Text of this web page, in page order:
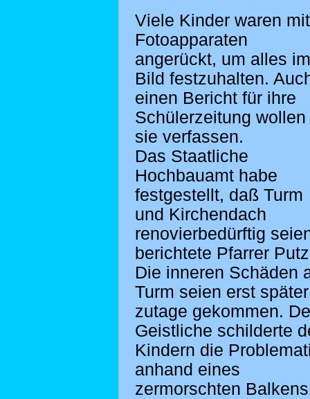
Viele Kinder waren mit
Fotoapparaten
angerückt, um alles im
Bild festzuhalten.
einen Bericht für ihre
Schülerzeitung wollen
sie verfassen.
Das Staatliche
Hochbauamt habe
festgestellt, daß Turm
und Kirchendach
renovierbedürftig
berichtete Pfarrer
Die inneren Schäden
Turm seien erst später
zutage gekommen.
Geistliche schilderte
Kindern die
anhand eines
zermorschten